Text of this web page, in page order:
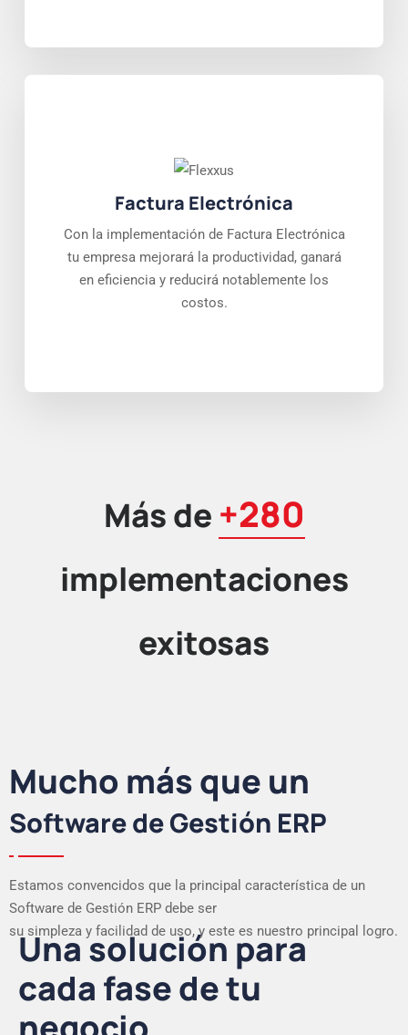
Factura Electrónica
Con la implementación de Factura Electrónica
tu empresa mejorará la productividad, ganará
en eficiencia y reducirá notablemente los
costos.
Más de +280
implementaciones
exitosas
Mucho más que un
Software de Gestión ERP
Estamos convencidos que la principal característica de un
Software de Gestión ERP debe ser
su simpleza y facilidad de uso, y este es nuestro principal logro.
Una solución para
cada fase de tu